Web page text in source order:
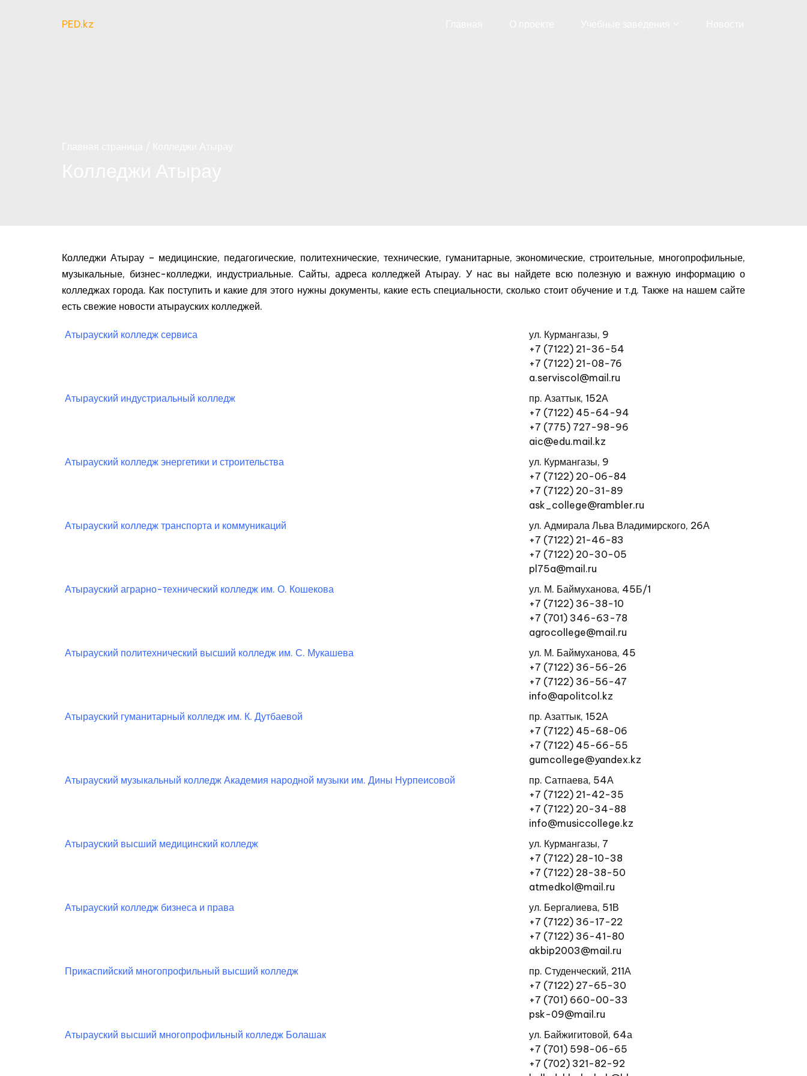
PED.kz
Колледжи Атырау – медицинские, педагогические, политехнические, технические, гуманитарные, экономические, строительные, многопрофильные,
музыкальные, бизнес-колледжи, индустриальные. Сайты, адреса колледжей Атырау. У нас вы найдете всю полезную и важную информацию о
колледжах города. Как поступить и какие для этого нужны документы, какие есть специальности, сколько стоит обучение и т.д. Также на нашем сайте
есть свежие новости атырауских колледжей.
Атырауский колледж сервиса
ул. Курмангазы, 9
+7 (7122) 21-36-54
+7 (7122) 21-08-76
a.serviscol@mail.ru
Атырауский индустриальный колледж
пр. Азаттык, 152А
+7 (7122) 45-64-94
+7 (775) 727-98-96
aic@edu.mail.kz
Атырауский колледж энергетики и строительства
ул. Курмангазы, 9
+7 (7122) 20-06-84
+7 (7122) 20-31-89
ask_college@rambler.ru
Атырауский колледж транспорта и коммуникаций
ул. Адмирала Льва Владимирского, 26А
+7 (7122) 21-46-83
+7 (7122) 20-30-05
pl75a@mail.ru
Атырауский аграрно-технический колледж им. О. Кошекова
ул. М. Баймуханова, 45Б/1
+7 (7122) 36-38-10
+7 (701) 346-63-78
agrocollege@mail.ru
Атырауский политехнический высший колледж им. С. Мукашева
ул. М. Баймуханова, 45
+7 (7122) 36-56-26
+7 (7122) 36-56-47
info@apolitcol.kz
Атырауский гуманитарный колледж им. К. Дутбаевой
пр. Азаттык, 152А
+7 (7122) 45-68-06
+7 (7122) 45-66-55
gumcollege@yandex.kz
Атырауский музыкальный колледж Академия народной музыки им. Дины Нурпеисовой
пр. Сатпаева, 54А
+7 (7122) 21-42-35
+7 (7122) 20-34-88
info@musiccollege.kz
Атырауский высший медицинский колледж
ул. Курмангазы, 7
+7 (7122) 28-10-38
+7 (7122) 28-38-50
atmedkol@mail.ru
Атырауский колледж бизнеса и права
ул. Бергалиева, 51В
+7 (7122) 36-17-22
+7 (7122) 36-41-80
akbip2003@mail.ru
Прикаспийский многопрофильный высший колледж
пр. Студенческий, 211А
+7 (7122) 27-65-30
+7 (701) 660-00-33
psk-09@mail.ru
Атырауский высший многопрофильный колледж Болашак
ул. Байжигитовой, 64а
+7 (701) 598-06-65
+7 (702) 321-82-92